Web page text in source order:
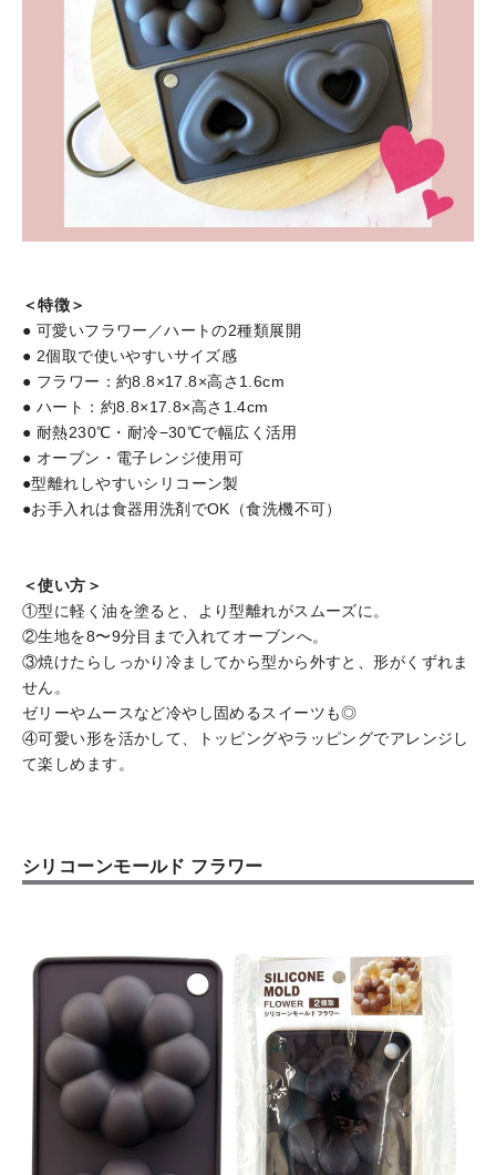
＜特徴＞
● 可愛いフラワー／ハートの2種類展開
● 2個取で使いやすいサイズ感
● フラワー：約8.8×17.8×高さ1.6cm
● ハート：約8.8×17.8×高さ1.4cm
● 耐熱230℃・耐冷−30℃で幅広く活用
● オーブン・電子レンジ使用可
●型離れしやすいシリコーン製
●お手入れは食器用洗剤でOK（食洗機不可）
＜使い方＞
①型に軽く油を塗ると、より型離れがスムーズに。
②生地を8〜9分目まで入れてオーブンへ。
③焼けたらしっかり冷ましてから型から外すと、形がくずれま
せん。
ゼリーやムースなど冷やし固めるスイーツも◎
④可愛い形を活かして、トッピングやラッピングでアレンジし
て楽しめます。
シリコーンモールド フラワー